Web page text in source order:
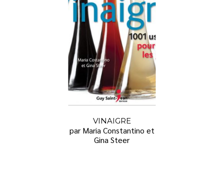
VINAIGRE
par Maria Constantino et
Gina Steer